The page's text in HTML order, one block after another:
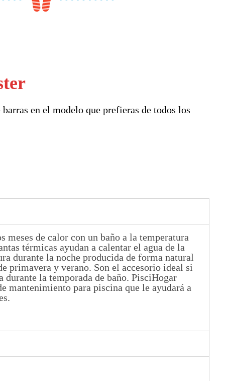
en el modelo que prefieras de todos los
de calor con un baño a la temperatura
térmicas ayudan a calentar el agua de la
durante la noche producida de forma natural
primavera y verano. Son el accesorio ideal si
la temporada de baño. PisciHogar
mantenimiento para piscina que le ayudará a